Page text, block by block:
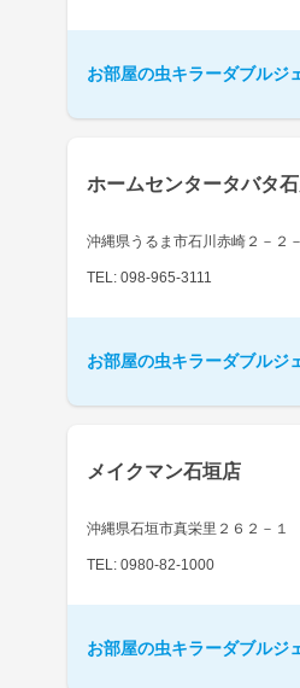
お部屋の虫キラーダブルジ
ホームセンタータバタ
沖縄県うるま市石川赤崎２－２
TEL: 098-965-3111
お部屋の虫キラーダブルジ
メイクマン石垣店
沖縄県石垣市真栄里２６２－１
TEL: 0980-82-1000
お部屋の虫キラーダブルジ